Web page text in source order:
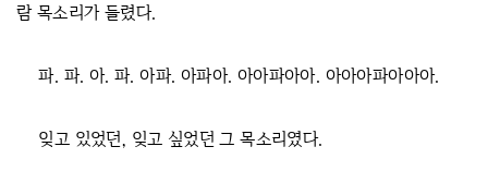
람 목소리가 들렸다.
파. 파. 아. 파. 아파. 아파아. 아아파아아. 아아아파아아아.
잊고 있었던, 잊고 싶었던 그 목소리였다.